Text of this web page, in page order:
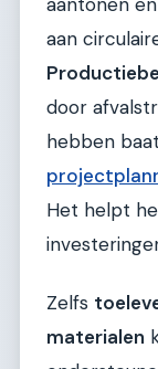
aan
door
hebben
Het helpt
Zelfs
materialen